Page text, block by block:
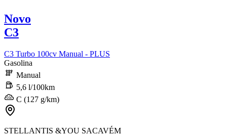
Novo
C3
C3 Turbo 100cv Manual - PLUS
Gasolina
Manual
5,6 l/100km
C (127 g/km)
STELLANTIS &YOU SACAVÉM